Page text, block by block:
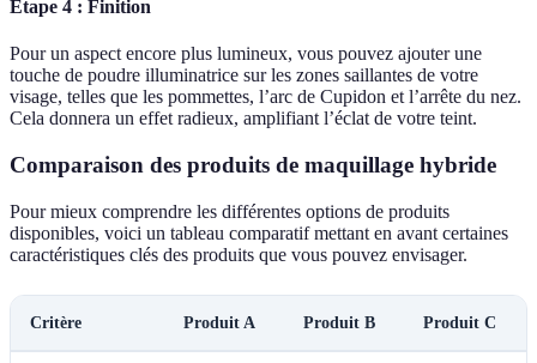
Étape 4 : Finition
Pour un aspect encore plus lumineux, vous pouvez ajouter une
touche de poudre illuminatrice sur les zones saillantes de votre
visage, telles que les pommettes, l’arc de Cupidon et l’arrête du nez.
Cela donnera un effet radieux, amplifiant l’éclat de votre teint.
Comparaison des produits de maquillage hybride
Pour mieux comprendre les différentes options de produits
disponibles, voici un tableau comparatif mettant en avant certaines
caractéristiques clés des produits que vous pouvez envisager.
Critère Produit A Produit B Produit C